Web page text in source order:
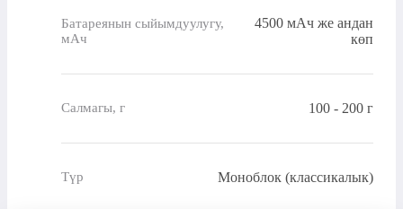
Батареянын сыйымдуулугу,
мАч
4500 мАч же андан
көп
Салмагы, г 100 - 200 г
Түр Моноблок (классикалык)